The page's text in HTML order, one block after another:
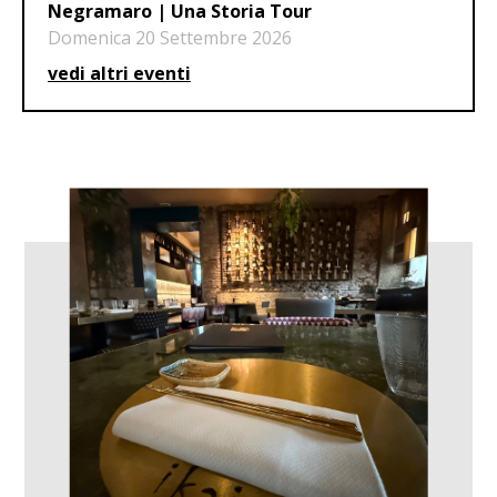
Negramaro | Una Storia Tour
Domenica 20 Settembre 2026
vedi altri eventi